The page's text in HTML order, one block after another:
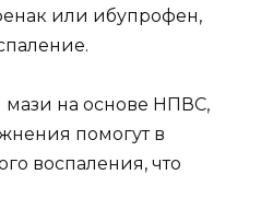
или ибупрофен,
мази на основе НПВС,
помогут в
воспаления, что